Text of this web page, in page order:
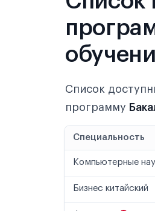
Список
программу
Специальность
Компьютерные
Бизнес китайский